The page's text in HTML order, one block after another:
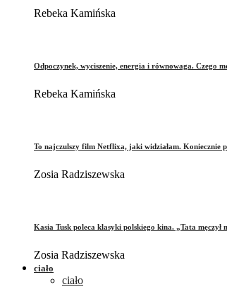
Rebeka Kamińska
Odpoczynek, wyciszenie, energia i równowaga. Czego
Rebeka Kamińska
To najczulszy film Netflixa, jaki widziałam. Koniecznie
Zosia Radziszewska
Kasia Tusk poleca klasyki polskiego kina. „Tata męczył
Zosia Radziszewska
ciało
ciało